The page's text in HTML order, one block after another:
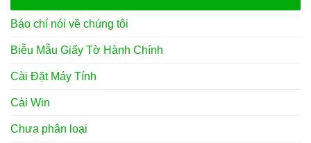
Báo chí nói về chúng tôi
Biễu Mẫu Giấy Tờ Hành Chính
Cài Đặt Máy Tính
Cài Win
Chưa phân loại